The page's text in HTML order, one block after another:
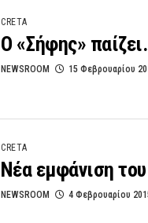
CRETA
Ο «Σήφης»
NEWSROOM 15 Φεβρουαρίου
CRETA
Νέα εμφάνιση
NEWSROOM 4 Φεβρουαρίου